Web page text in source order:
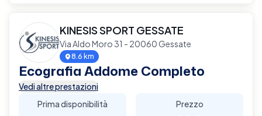
KINESIS SPORT GESSATE
Via Aldo Moro 31 - 20060 Gessate
8.6 km
Ecografia Addome Completo
Vedi altre prestazioni
Prima disponibilità
Prezzo